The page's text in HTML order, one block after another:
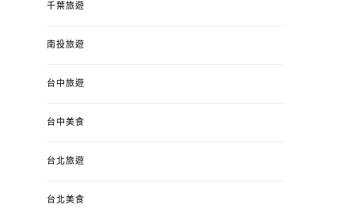
錯、認識華德福
ON
千葉旅遊
南投旅遊
台中旅遊
台中美食
台北旅遊
台北美食